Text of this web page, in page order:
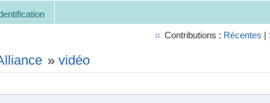
Contributions : Récentes |
» vidéo